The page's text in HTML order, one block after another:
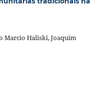
Marcio Haliski, Joaquim